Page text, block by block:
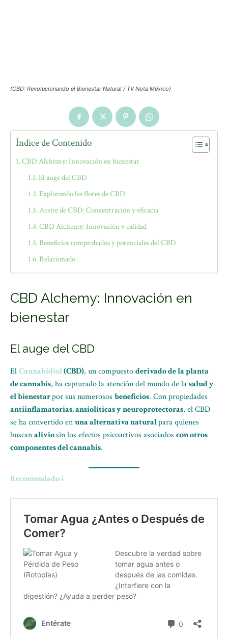
(CBD: Revolucionando el Bienestar Natural / TV Nota México)
Índice de Contenido
CBD Alchemy: Innovación en bienestar
El auge del CBD
Explorando las flores de CBD
Aceite de CBD: Concentración y eficacia
CBD Alchemy: Innovación y calidad
Beneficios comprobados y potenciales del CBD
Relacionado
CBD Alchemy: Innovación en
bienestar
El auge del CBD
ElCannabidiol(CBD), un compuestoderivado de la planta
de cannabis, ha capturado la atención del mundo de lasalud y
el bienestarpor sus numerosos beneficios. Con propiedades
antiinflamatorias, ansiolíticas y neuroprotectoras, el CBD
se ha convertido enuna alternativa naturalpara quienes
buscanaliviosin los efectos psicoactivos asociados con otros
componentes del cannabis.
Recomendado ↓